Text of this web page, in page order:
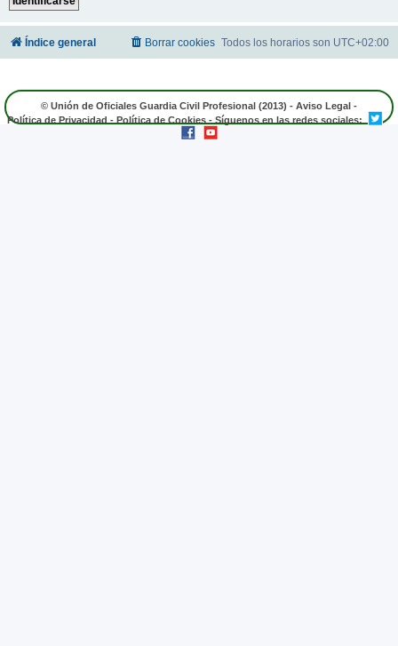
Índice general Todos los horarios son UTC+02:00
Borrar cookies
© Unión de Oficiales Guardia Civil Profesional (2013) - Aviso Legal -
Política de Privacidad - Política de Cookies - Síguenos en las redes sociales: